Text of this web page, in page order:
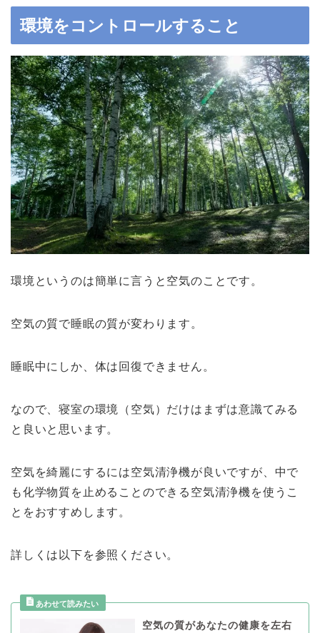
環境をコントロールすること
環境というのは簡単に言うと空気のことです。
空気の質で睡眠の質が変わります。
睡眠中にしか、体は回復できません。
なので、寝室の環境（空気）だけはまずは意識てみる
と良いと思います。
空気を綺麗にするには空気清浄機が良いですが、中で
も化学物質を止めることのできる空気清浄機を使うこ
とをおすすめします。
詳しくは以下を参照ください。
空気の質があなたの健康を左右